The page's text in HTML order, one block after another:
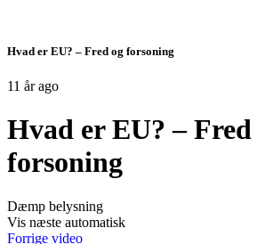
Hvad er EU? – Fred og forsoning
11 år ago
Hvad er EU? – Fred
forsoning
Dæmp belysning
Vis næste automatisk
Forrige video